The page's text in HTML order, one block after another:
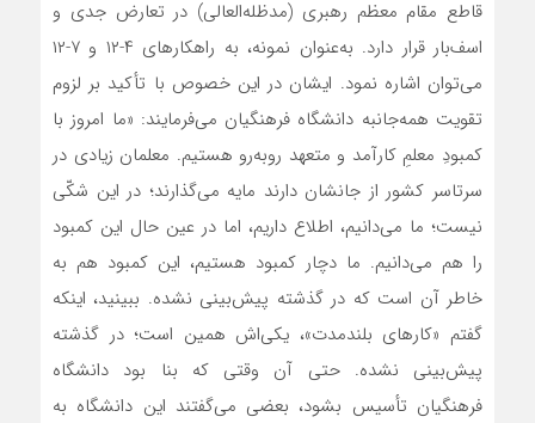
قاطع مقام معظم رهبری (مدظله‌العالی) در تعارض جدی و
اسف‌بار قرار دارد. به‌عنوان نمونه، به راهکارهای ۴-۱۲ و ۷-۱۲
می‌توان اشاره نمود. ایشان در این خصوص با تأکید بر لزوم
تقویت همه‌جانبه دانشگاه فرهنگیان می‌فرمایند: «ما امروز با
کمبودِ معلمِ کارآمد و متعهد روبه‌رو هستیم. معلمان زیادی در
سرتاسر کشور از جانشان دارند مایه می‌گذارند؛ در این شکّی
نیست؛ ما می‌دانیم، اطلاع داریم، اما در عین حال این کمبود
را هم می‌دانیم. ما دچار کمبود هستیم، این کمبود هم به
خاطر آن است که در گذشته پیش‌بینی نشده. ببینید، اینکه
گفتم «کارهای بلندمدت»، یکی‌اش همین است؛ در گذشته
پیش‌بینی نشده. حتی آن وقتی که بنا بود دانشگاه
فرهنگیان تأسیس بشود، بعضی می‌گفتند این دانشگاه به